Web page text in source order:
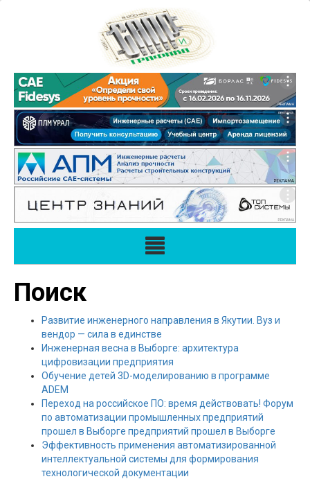
Поиск
Развитие инженерного направления в Якутии. Вуз и
вендор — сила в единстве
Инженерная весна в Выборге: архитектура
цифровизации предприятия
Обучение детей 3D-моделированию в программе
ADEM
Переход на российское ПО: время действовать! Форум
по автоматизации промышленных предприятий
прошел в Выборге предприятий прошел в Выборге
Эффективность применения автоматизированной
интеллектуальной системы для формирования
технологической документации